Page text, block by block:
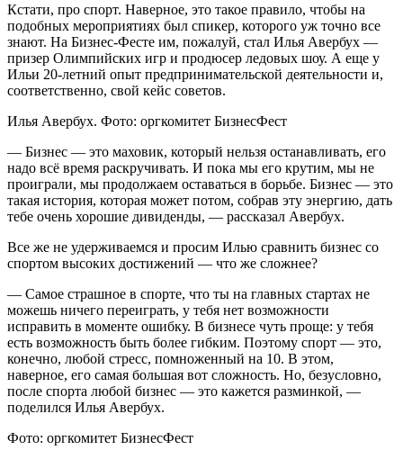
Кстати, про спорт. Наверное, это такое правило, чтобы на
подобных мероприятиях был спикер, которого уж точно все
знают. На Бизнес-Фесте им, пожалуй, стал Илья Авербух —
призер Олимпийских игр и продюсер ледовых шоу. А еще у
Ильи 20-летний опыт предпринимательской деятельности и,
соответственно, свой кейс советов.
Илья Авербух. Фото: оргкомитет БизнесФест
— Бизнес — это маховик, который нельзя останавливать, его
надо всё время раскручивать. И пока мы его крутим, мы не
проиграли, мы продолжаем оставаться в борьбе. Бизнес — это
такая история, которая может потом, собрав эту энергию, дать
тебе очень хорошие дивиденды, — рассказал Авербух.
Все же не удерживаемся и просим Илью сравнить бизнес со
спортом высоких достижений — что же сложнее?
— Самое страшное в спорте, что ты на главных стартах не
можешь ничего переиграть, у тебя нет возможности
исправить в моменте ошибку. В бизнесе чуть проще: у тебя
есть возможность быть более гибким. Поэтому спорт — это,
конечно, любой стресс, помноженный на 10. В этом,
наверное, его самая большая вот сложность. Но, безусловно,
после спорта любой бизнес — это кажется разминкой, —
поделился Илья Авербух.
Фото: оргкомитет БизнесФест